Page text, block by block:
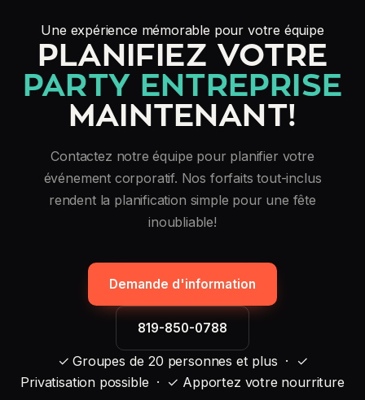
Une expérience mémorable pour votre équipe
PLANIFIEZ VOTRE
PARTY ENTREPRISE
MAINTENANT!
Contactez notre équipe pour planifier votre
événement corporatif. Nos forfaits tout-inclus
rendent la planification simple pour une fête
inoubliable!
Demande d'information
819-850-0788
✓ Groupes de 20 personnes et plus · ✓
Privatisation possible · ✓ Apportez votre nourriture